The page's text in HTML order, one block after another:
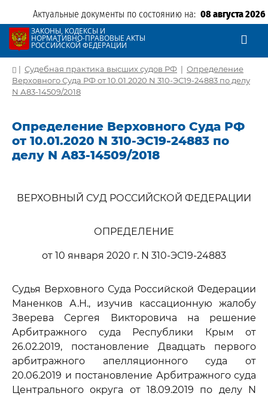
Актуальные документы по состоянию на: 08 августа 2026
ЗАКОНЫ, КОДЕКСЫ И
НОРМАТИВНО-ПРАВОВЫЕ АКТЫ
РОССИЙСКОЙ ФЕДЕРАЦИИ
| Судебная практика высших судов РФ | Определение
Верховного Суда РФ от 10.01.2020 N 310-ЭС19-24883 по делу
N А83-14509/2018
Определение Верховного Суда РФ
от 10.01.2020 N 310-ЭС19-24883 по
делу N А83-14509/2018
ВЕРХОВНЫЙ СУД РОССИЙСКОЙ ФЕДЕРАЦИИ
ОПРЕДЕЛЕНИЕ
от 10 января 2020 г. N 310-ЭС19-24883
Судья Верховного Суда Российской Федерации
Маненков А.Н., изучив кассационную жалобу
Зверева Сергея Викторовича на решение
Арбитражного суда Республики Крым от
26.02.2019, постановление Двадцать первого
арбитражного апелляционного суда от
20.06.2019 и постановление Арбитражного суда
Центрального округа от 18.09.2019 по делу N